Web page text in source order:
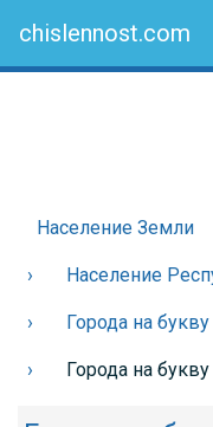
chislennost.com
Население Земли
Население
Города на
Города на